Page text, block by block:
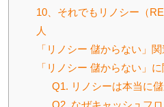
10、それでもリノシー（
人
「リノシー 儲からない」
「リノシー 儲からない」
Q1. リノシーは本当に
Q2. なぜキャッシュフ